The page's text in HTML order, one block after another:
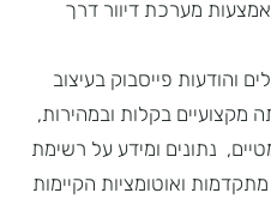
מערכת דיוור דרך
והודעות פייסבוק בעיצוב
מקצועיים בקלות ובמהירות,
נתונים ומידע על רשימת
מתקדמות ואוטומציות הקיימות